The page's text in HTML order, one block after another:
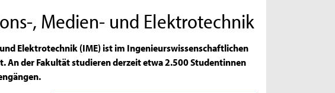
, Medien- und Elektrotechnik
Elektrotechnik (IME) ist im Ingenieurswissenschaftlichen
An der Fakultät studieren derzeit etwa 2.500 Studentinnen